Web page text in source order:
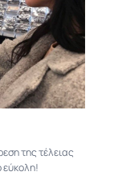
της τέλειας
εύκολη!